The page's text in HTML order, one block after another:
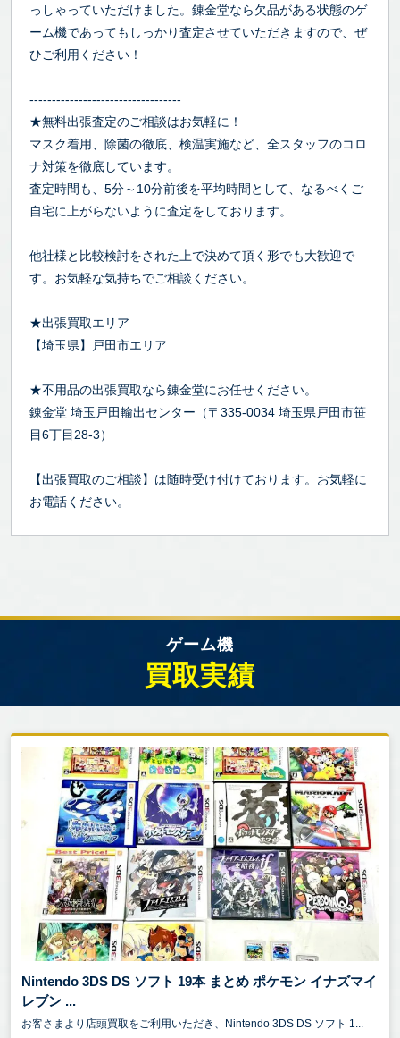
っしゃっていただけました。錬金堂なら欠品がある状態のゲ
ーム機であってもしっかり査定させていただきますので、ぜ
ひご利用ください！
----------------------------------
★無料出張査定のご相談はお気軽に！
マスク着用、除菌の徹底、検温実施など、全スタッフのコロ
ナ対策を徹底しています。
査定時間も、5分～10分前後を平均時間として、なるべくご
自宅に上がらないように査定をしております。
他社様と比較検討をされた上で決めて頂く形でも大歓迎で
す。お気軽な気持ちでご相談ください。
★出張買取エリア
【埼玉県】戸田市エリア
★不用品の出張買取なら錬金堂にお任せください。
錬金堂 埼玉戸田輸出センター（〒335-0034 埼玉県戸田市笹
目6丁目28-3）
【出張買取のご相談】は随時受け付けております。お気軽に
お電話ください。
ゲーム機
買取実績
Nintendo 3DS DS ソフト 19本 まとめ ポケモン イナズマイ
レブン ...
お客さまより店頭買取をご利用いただき、Nintendo 3DS DS ソフト 1...